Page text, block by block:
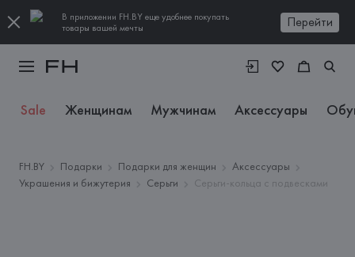
В приложении FH.BY еще удобнее покупать
товары вашей мечты
Перейти
Sale Женщинам Мужчинам Аксессуары
FH.BY Подарки Подарки для женщин
Аксессуары
Украшения и бижутерия
Серьги Серьги-кольца с подвесками